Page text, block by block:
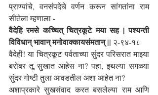
प्राण्यांचे, वनसंपदेचे वर्णन करून सांगतांना राम
सीतेला म्हणाला -
वैदेहि रमसे कच्चित् चित्रकूटे मया सह | पश्यन्ती
विविधान् भावान् मनोवाक्कायसंमतान् || २-९४-१८
वैदेही! या चित्रकूट पर्वताच्या सुंदर परिसरात माझ्या
बरोबर तू सुखात आहेस ना? पहा, इथल्या सगळ्या
सुंदर गोष्टी तुला आवडतील अशा आहेत ना?
अशाप्रकारे सुखसंवाद करत बसलेल्या राम आणि